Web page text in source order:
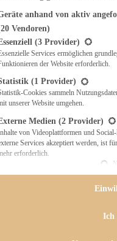
& QUICHES
anhand von aktiv
Vendoren)
eine Liste der Service-
(3 Provider)
Services ermöglichen
der Website erforderlich.
(1 Provider)
Cookies sammeln
unserer Website umgehen.
Medien (2 Provider)
von Videoplattformen und
Services akzeptiert werden, ist
erforderlich.
Ich